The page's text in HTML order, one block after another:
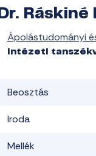
Dr.
Ápolástudományi
intézeti
Beosztás
Iroda
Mellék